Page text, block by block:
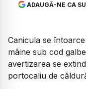
ADAUGĂ-NE CA
Canicula se
mâine sub cod
avertizarea se
portocaliu de